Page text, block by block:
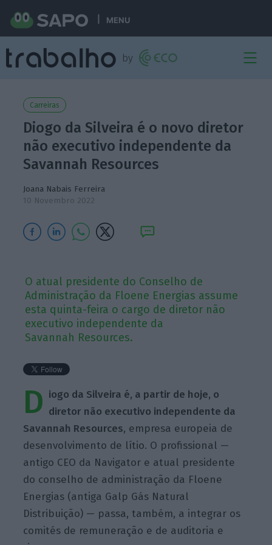
MENU
Carreiras
Diogo da Silveira é o novo diretor
não executivo independente da
Savannah Resources
Joana Nabais Ferreira
10 Novembro 2022
O atual presidente do Conselho de
Administração da Floene Energias assume
esta quinta-feira o cargo de diretor não
executivo independente da
Savannah Resources.
D iogo da Silveira é, a partir de hoje, o
diretor não executivo independente da
Savannah Resources, empresa europeia de
desenvolvimento de lítio. O profissional —
antigo CEO da Navigator e atual presidente
do conselho de administração da Floene
Energias (antiga Galp Gás Natural
Distribuição) — passa, também, a integrar os
comités de remuneração e de auditoria e